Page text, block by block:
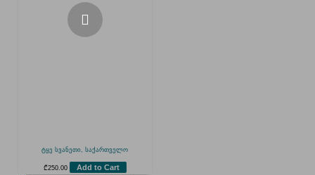
ტყე სვანეთი, საქართველო
₾250.00 Add to Cart